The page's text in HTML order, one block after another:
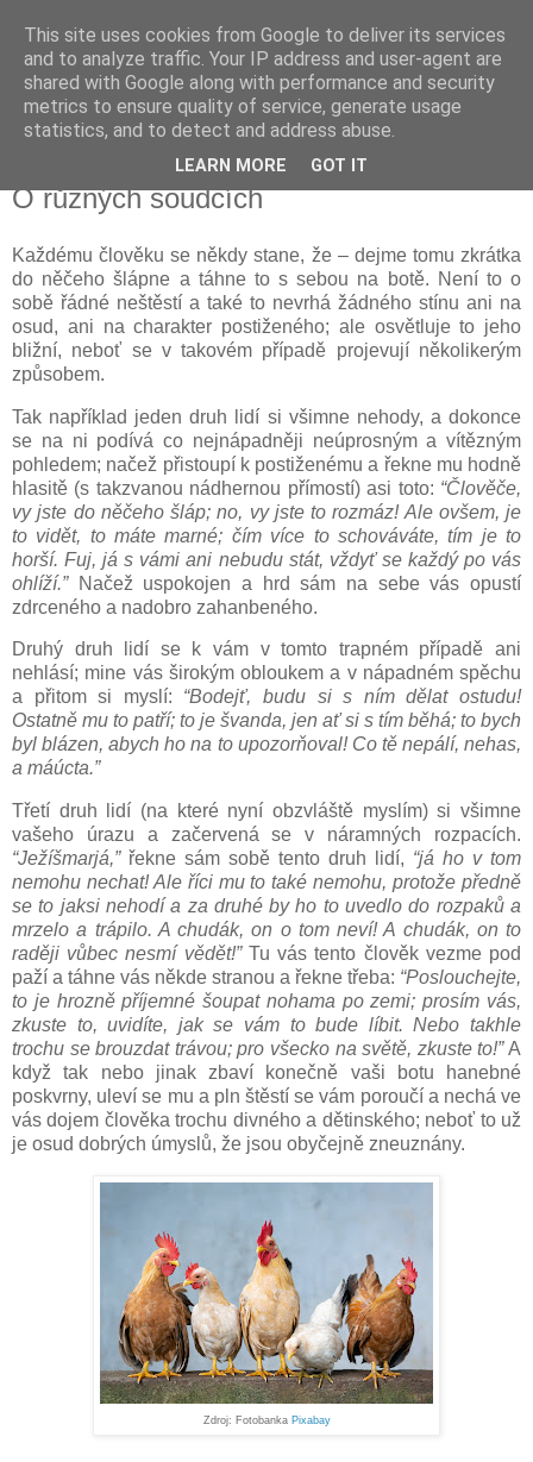
Kapka Karla Čapka
"Věřím v humanitu, v demokracii a v člověka."
čtvrtek 3. listopadu 2022
O různých soudcích
Každému člověku se někdy stane, že – dejme tomu zkrátka
do něčeho šlápne a táhne to s sebou na botě. Není to o
sobě řádné neštěstí a také to nevrhá žádného stínu ani na
osud, ani na charakter postiženého; ale osvětluje to jeho
bližní, neboť se v takovém případě projevují několikerým
způsobem.
Tak například jeden druh lidí si všimne nehody, a dokonce
se na ni podívá co nejnápadněji neúprosným a vítězným
pohledem; načež přistoupí k postiženému a řekne mu hodně
hlasitě (s takzvanou nádhernou přímostí) asi toto: “Člověče,
vy jste do něčeho šláp; no, vy jste to rozmáz! Ale ovšem, je
to vidět, to máte marné; čím více to schováváte, tím je to
horší. Fuj, já s vámi ani nebudu stát, vždyť se každý po vás
ohlíží.”Načež uspokojen a hrd sám na sebe vás opustí
zdrceného a nadobro zahanbeného.
Druhý druh lidí se k vám v tomto trapném případě ani
nehlásí; mine vás širokým obloukem a v nápadném spěchu
a přitom si myslí: “Bodejť, budu si s ním dělat ostudu!
Ostatně mu to patří; to je švanda, jen ať si s tím běhá; to bych
byl blázen, abych ho na to upozorňoval! Co tě nepálí, nehas,
a máúcta.”
Třetí druh lidí (na které nyní obzvláště myslím) si všimne
vašeho úrazu a začervená se v náramných rozpacích.
“Ježíšmarjá,”řekne sám sobě tento druh lidí, “já ho v tom
nemohu nechat! Ale říci mu to také nemohu, protože předně
se to jaksi nehodí a za druhé by ho to uvedlo do rozpaků a
mrzelo a trápilo. A chudák, on o tom neví! A chudák, on to
raději vůbec nesmí vědět!”Tu vás tento člověk vezme pod
paží a táhne vás někde stranou a řekne třeba: “Poslouchejte,
to je hrozně příjemné šoupat nohama po zemi; prosím vás,
zkuste to, uvidíte, jak se vám to bude líbit. Nebo takhle
trochu se brouzdat trávou; pro všecko na světě, zkuste to!”A
když tak nebo jinak zbaví konečně vaši botu hanebné
poskvrny, uleví se mu a pln štěstí se vám poroučí a nechá ve
vás dojem člověka trochu divného a dětinského; neboť to už
je osud dobrých úmyslů, že jsou obyčejně zneuznány.
Zdroj: Fotobanka Pixabay
This site uses cookies from Google to deliver its services
and to analyze traffic. Your IP address and user-agent are
shared with Google along with performance and security
metrics to ensure quality of service, generate usage
statistics, and to detect and address abuse.
LEARN MORE GOT IT